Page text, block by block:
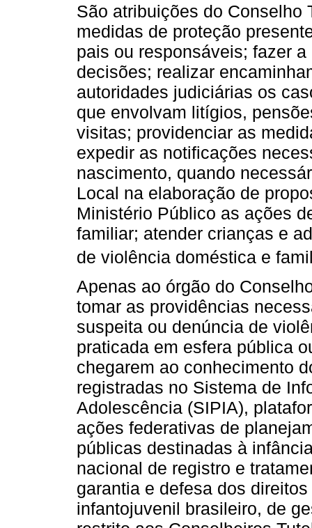
São atribuições do Conselho
medidas de proteção
pais ou responsáveis; fazer
decisões; realizar
autoridades judiciárias os
que envolvam litígios,
visitas; providenciar as
expedir as notificações
nascimento, quando
Local na elaboração de
Ministério Público as ações
familiar; atender crianças e
de violência doméstica e
Apenas ao órgão do
tomar as providências
suspeita ou denúncia de
praticada em esfera pública
chegarem ao conhecimento
registradas no Sistema de
Adolescência (SIPIA),
ações federativas de
públicas destinadas à
nacional de registro e
garantia e defesa dos
infantojuvenil brasileiro, de